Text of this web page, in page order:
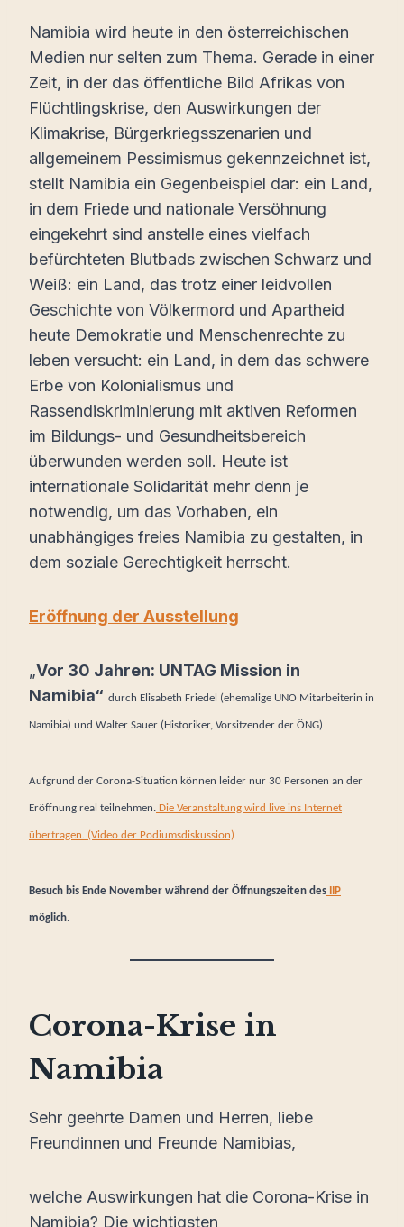
Namibia wird heute in den österreichischen
Medien nur selten zum Thema. Gerade in einer
Zeit, in der das öffentliche Bild Afrikas von
Flüchtlingskrise, den Auswirkungen der
Klimakrise, Bürgerkriegsszenarien und
allgemeinem Pessimismus gekennzeichnet ist,
stellt Namibia ein Gegenbeispiel dar: ein Land,
in dem Friede und nationale Versöhnung
eingekehrt sind anstelle eines vielfach
befürchteten Blutbads zwischen Schwarz und
Weiß: ein Land, das trotz einer leidvollen
Geschichte von Völkermord und Apartheid
heute Demokratie und Menschenrechte zu
leben versucht: ein Land, in dem das schwere
Erbe von Kolonialismus und
Rassendiskriminierung mit aktiven Reformen
im Bildungs- und Gesundheitsbereich
überwunden werden soll. Heute ist
internationale Solidarität mehr denn je
notwendig, um das Vorhaben, ein
unabhängiges freies Namibia zu gestalten, in
dem soziale Gerechtigkeit herrscht.
Eröffnung der Ausstellung
„Vor 30 Jahren: UNTAG Mission in
Namibia“ durch Elisabeth Friedel (ehemalige UNO Mitarbeiterin in
Namibia) und Walter Sauer (Historiker, Vorsitzender der ÖNG)
Aufgrund der Corona-Situation können leider nur 30 Personen an der
Eröffnung real teilnehmen. Die Veranstaltung wird live ins Internet
übertragen. (Video der Podiumsdiskussion)
Besuch bis Ende November während der Öffnungszeiten des IIP
möglich.
Corona-Krise in
Namibia
Sehr geehrte Damen und Herren, liebe
Freundinnen und Freunde Namibias,
welche Auswirkungen hat die Corona-Krise in
Namibia? Die wichtigsten